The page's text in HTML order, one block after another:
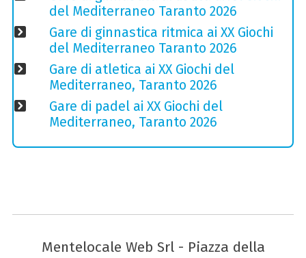
del Mediterraneo Taranto 2026
Gare di ginnastica ritmica ai XX Giochi
del Mediterraneo Taranto 2026
Gare di atletica ai XX Giochi del
Mediterraneo, Taranto 2026
Gare di padel ai XX Giochi del
Mediterraneo, Taranto 2026
Mentelocale Web Srl - Piazza della